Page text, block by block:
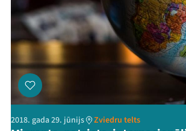
2018. gada 29. jūnijs Zviedru telts